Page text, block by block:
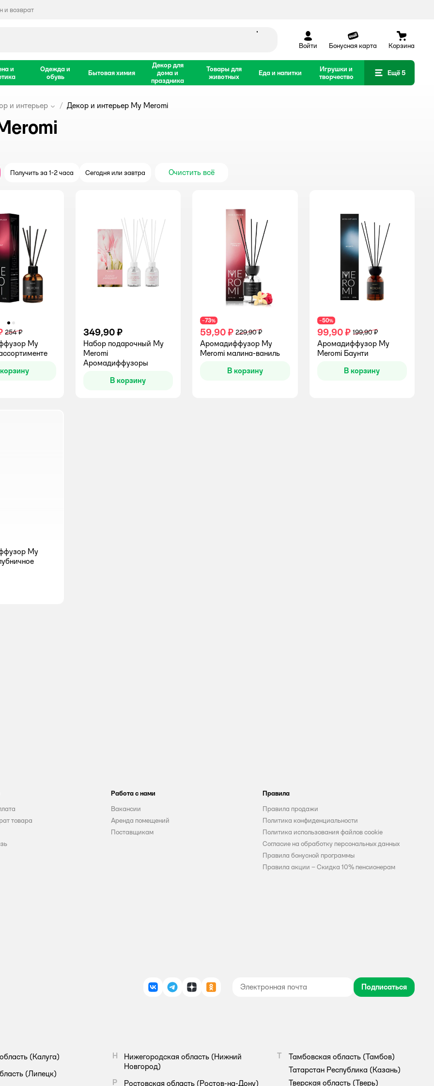
и возврат
Войти Бонусная карта Корзина
и
Одежда и
обувь
Бытовая химия
Декор для
дома и
праздника
Товары для
животных
Еда и напитки
Игрушки и
творчество
Ещё 5
и интерьер Декор и интерьер My Meromi
Получить за 1-2 часа Сегодня или завтра Очистить всё
254 ₽
My
349,90 ₽
Набор подарочный My
Meromi
Аромадиффузоры
В корзину
−73%
59,90 ₽ 229,90 ₽
Аромадиффузор My
Meromi малина-ваниль
В корзину
−50%
99,90 ₽ 199,90 ₽
Аромадиффузор My
Meromi Баунти
В корзину
My
о появлении
товара
Работа с нами
Вакансии
Аренда помещений
Поставщикам
Правила
Правила продажи
Политика конфиденциальности
Политика использования файлов cookie
Согласие на обработку персональных данных
Правила бонусной программы
Правила акции – Скидка 10% пенсионерам
ВКонтакте
TelegramДзен Одноклассники Подписаться
(Калуга)
(Липецк)
Н Нижегородская область (Нижний
Новгород)
Р
Ростовская область (Ростов-на-Дону)
Т Тамбовская область (Тамбов)
Татарстан Республика (Казань)
Тверская область (Тверь)